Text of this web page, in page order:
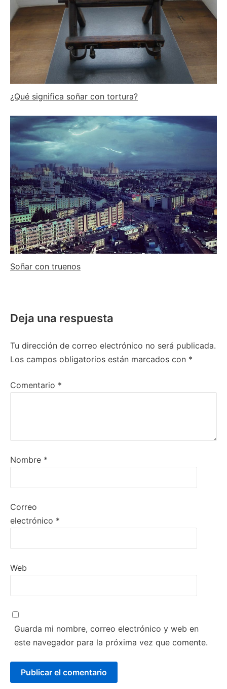
¿Qué significa soñar con tortura?
Soñar con truenos
Deja una respuesta
Tu dirección de correo electrónico no será publicada.
Los campos obligatorios están marcados con *
Comentario *
Nombre *
Correo
electrónico *
Web
Guarda mi nombre, correo electrónico y web en
este navegador para la próxima vez que comente.